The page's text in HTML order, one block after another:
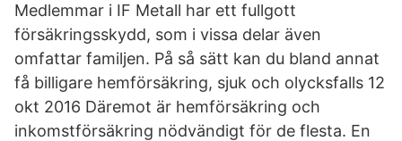
Medlemmar i IF Metall har ett fullgott
försäkringsskydd, som i vissa delar även
omfattar familjen. På så sätt kan du bland annat
få billigare hemförsäkring, sjuk och olycksfalls 12
okt 2016 Däremot är hemförsäkring och
inkomstförsäkring nödvändigt för de flesta. En